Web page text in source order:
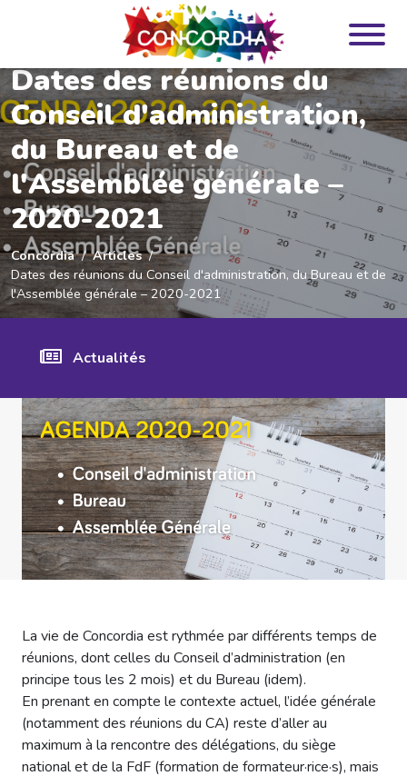
Dates des réunions du
Conseil d'administration,
du Bureau et de
l'Assemblée générale –
2020-2021
Concordia
Articles
Dates des réunions du Conseil d'administration, du Bureau et de
l'Assemblée générale – 2020-2021
Actualités
La vie de Concordia est rythmée par différents temps de
réunions, dont celles du Conseil d’administration (en
principe tous les 2 mois) et du Bureau (idem).
En prenant en compte le contexte actuel, l’idée générale
(notamment des réunions du CA) reste d’aller au
maximum à la rencontre des délégations, du siège
national et de la FdF (formation de formateur·rice·s), mais
Panneau de gestion des cookies